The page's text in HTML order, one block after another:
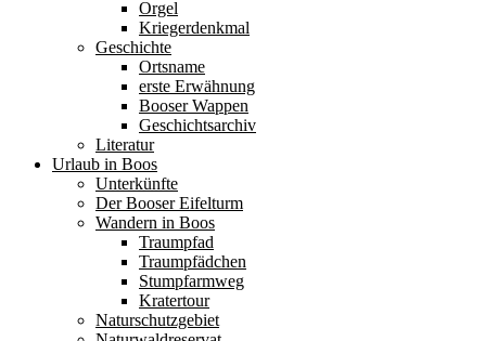
Orgel
Kriegerdenkmal
Geschichte
Ortsname
erste Erwähnung
Booser Wappen
Geschichtsarchiv
Literatur
Urlaub in Boos
Unterkünfte
Der Booser Eifelturm
Wandern in Boos
Traumpfad
Traumpfädchen
Stumpfarmweg
Kratertour
Naturschutzgebiet